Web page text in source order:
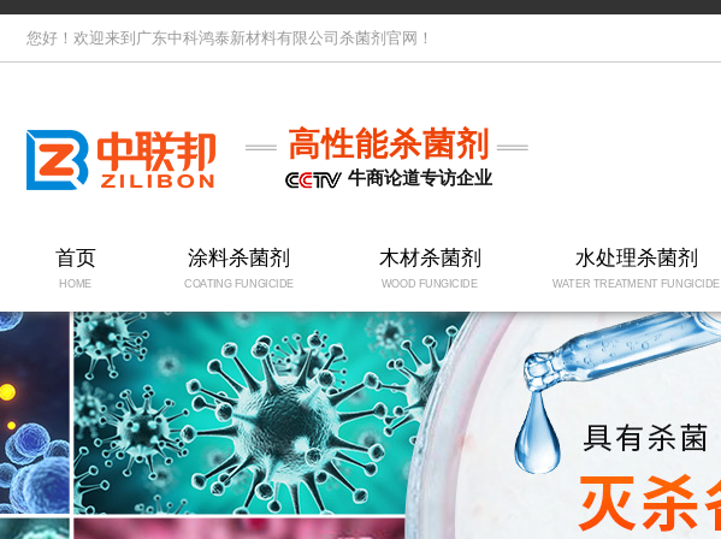
您好！欢迎来到广东中科鸿泰新材料有限公司杀菌剂官网！
高性能杀菌剂
牛商论道专访企业
首页
HOME
涂料杀菌剂
COATING FUNGICIDE
木材杀菌剂
WOOD FUNGICIDE
水处理杀菌剂
WATER TREATMENT FUNGICIDE